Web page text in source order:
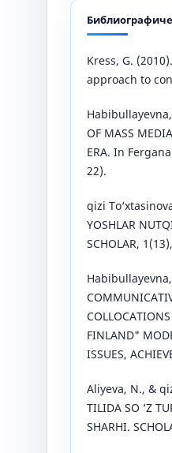
Kress, G.
approach to
OF MASS
ERA. In
22).
qizi
YOSHLAR
SCHOLAR,
Habibullayevna,
FINLAND"
ISSUES,
Aliyeva, N., &
TILIDA SO ‘Z
SHARHI.